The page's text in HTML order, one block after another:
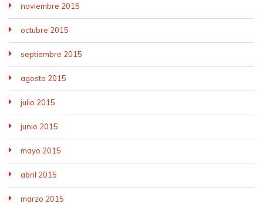
noviembre 2015
octubre 2015
septiembre 2015
agosto 2015
julio 2015
junio 2015
mayo 2015
abril 2015
marzo 2015